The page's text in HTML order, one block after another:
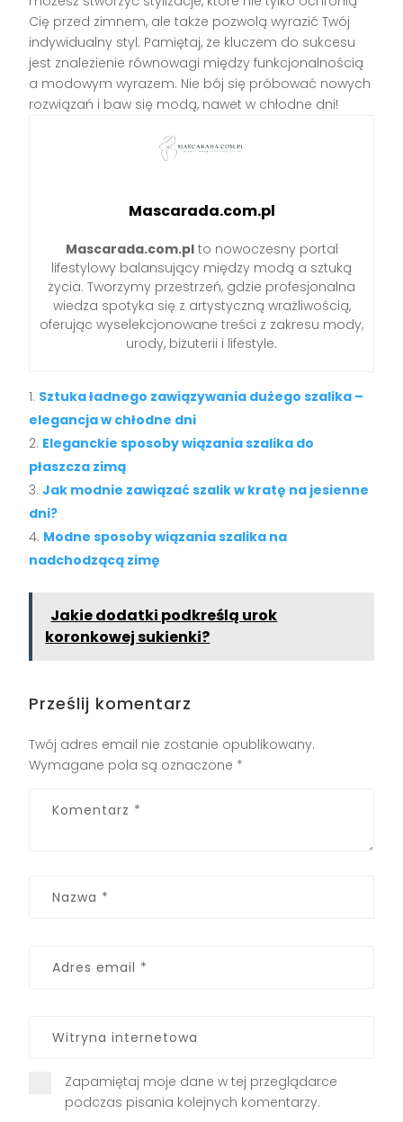
Cię przed zimnem, ale także pozwolą wyrazić Twój
indywidualny styl. Pamiętaj, że kluczem do sukcesu
jest znalezienie równowagi między funkcjonalnością
a modowym wyrazem. Nie bój się próbować nowych
rozwiązań i baw się modą, nawet w chłodne dni!
Mascarada.com.pl
Mascarada.com.plto nowoczesny portal
lifestylowy balansujący między modą a sztuką
życia. Tworzymy przestrzeń, gdzie profesjonalna
wiedza spotyka się z artystyczną wrażliwością,
oferując wyselekcjonowane treści z zakresu mody,
urody, biżuterii i lifestyle.
Sztuka ładnego zawiązywania dużego szalika –
elegancja w chłodne dni
Eleganckie sposoby wiązania szalika do
płaszcza zimą
Jak modnie zawiązać szalik w kratę na jesienne
dni?
Modne sposoby wiązania szalika na
nadchodzącą zimę
Jakie dodatki podkreślą urok
koronkowej sukienki?
Prześlij komentarz
Twój adres email nie zostanie opublikowany.
Wymagane pola są oznaczone *
Zapamiętaj moje dane w tej przeglądarce
podczas pisania kolejnych komentarzy.